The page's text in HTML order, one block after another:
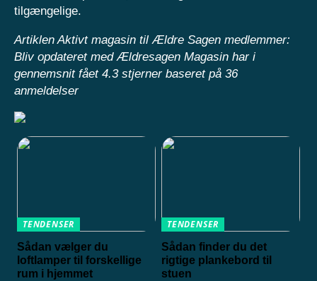
tilgængelige.
Artiklen Aktivt magasin til Ældre Sagen medlemmer:
Bliv opdateret med Ældresagen Magasin har i
gennemsnit fået 4.3stjerner baseret på 36
anmeldelser
TENDENSER
Sådan vælger du
loftlamper til forskellige
rum i hjemmet
TENDENSER
Sådan finder du det
rigtige plankebord til
stuen